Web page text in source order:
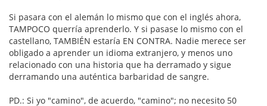
Si pasara con el alemán lo mismo que con el inglés ahora,
TAMPOCO querría aprenderlo. Y si pasase lo mismo con el
castellano, TAMBIÉN estaría EN CONTRA. Nadie merece ser
obligado a aprender un idioma extranjero, y menos uno
relacionado con una historia que ha derramado y sigue
derramando una auténtica barbaridad de sangre.
PD.: Si yo "camino", de acuerdo, "camino"; no necesito 50